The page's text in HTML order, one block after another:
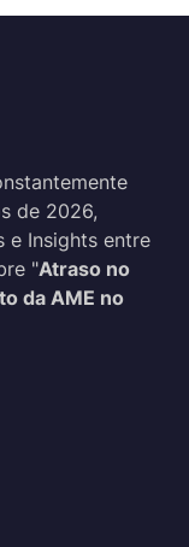
de 2026,
e Insights entre
"Atraso no
da AME no